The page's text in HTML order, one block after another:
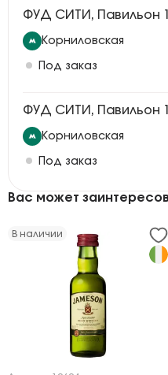
ФУД СИТИ, Павильон
Корниловская
Под заказ
ФУД СИТИ, Павильон
Корниловская
Под заказ
Вас может
В наличии